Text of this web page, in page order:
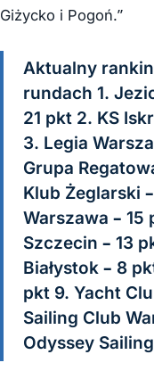
Giżycko i Pogoń.”
Aktualny
rundach 1.
21 pkt 2. KS
3. Legia
Grupa
Klub Żeglarski
Warszawa – 15
Szczecin – 13
Białystok – 8
pkt 9. Yacht
Sailing Club
Odyssey